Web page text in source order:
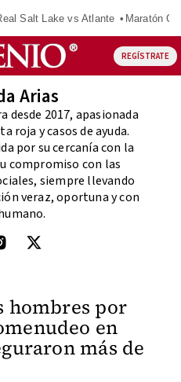
Salt Lake vs Atlante Maratón
REGÍSTRATE
Arias
desde 2017, apasionada
roja y casos de ayuda.
por su cercanía con la
compromiso con las
siempre llevando
veraz, oportuna y con
hombres por
en
más de